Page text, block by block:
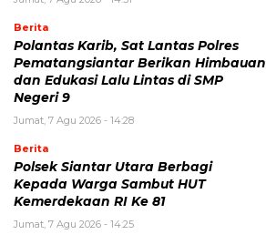
Berita
Polantas Karib, Sat Lantas Polres
Pematangsiantar Berikan Himbauan
dan Edukasi Lalu Lintas di SMP
Negeri 9
Jumat, 7 Agu 2026 - 14:28
Berita
Polsek Siantar Utara Berbagi
Kepada Warga Sambut HUT
Kemerdekaan RI Ke 81
Jumat, 7 Agu 2026 - 14:25